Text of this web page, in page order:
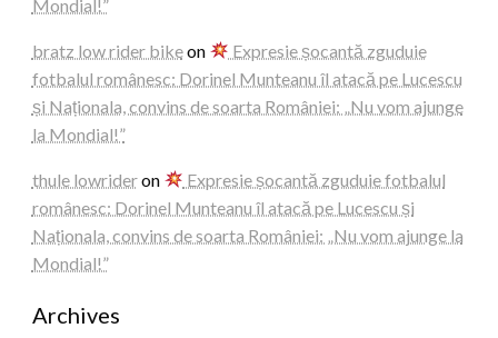
Mondial!”
bratz low rider bikeon
Expresie șocantă zguduie
fotbalul românesc: Dorinel Munteanu îl atacă pe Lucescu
și Naționala, convins de soarta României: „Nu vom ajunge
la Mondial!”
thule lowrideron
Expresie șocantă zguduie fotbalul
românesc: Dorinel Munteanu îl atacă pe Lucescu și
Naționala, convins de soarta României: „Nu vom ajunge la
Mondial!”
Archives